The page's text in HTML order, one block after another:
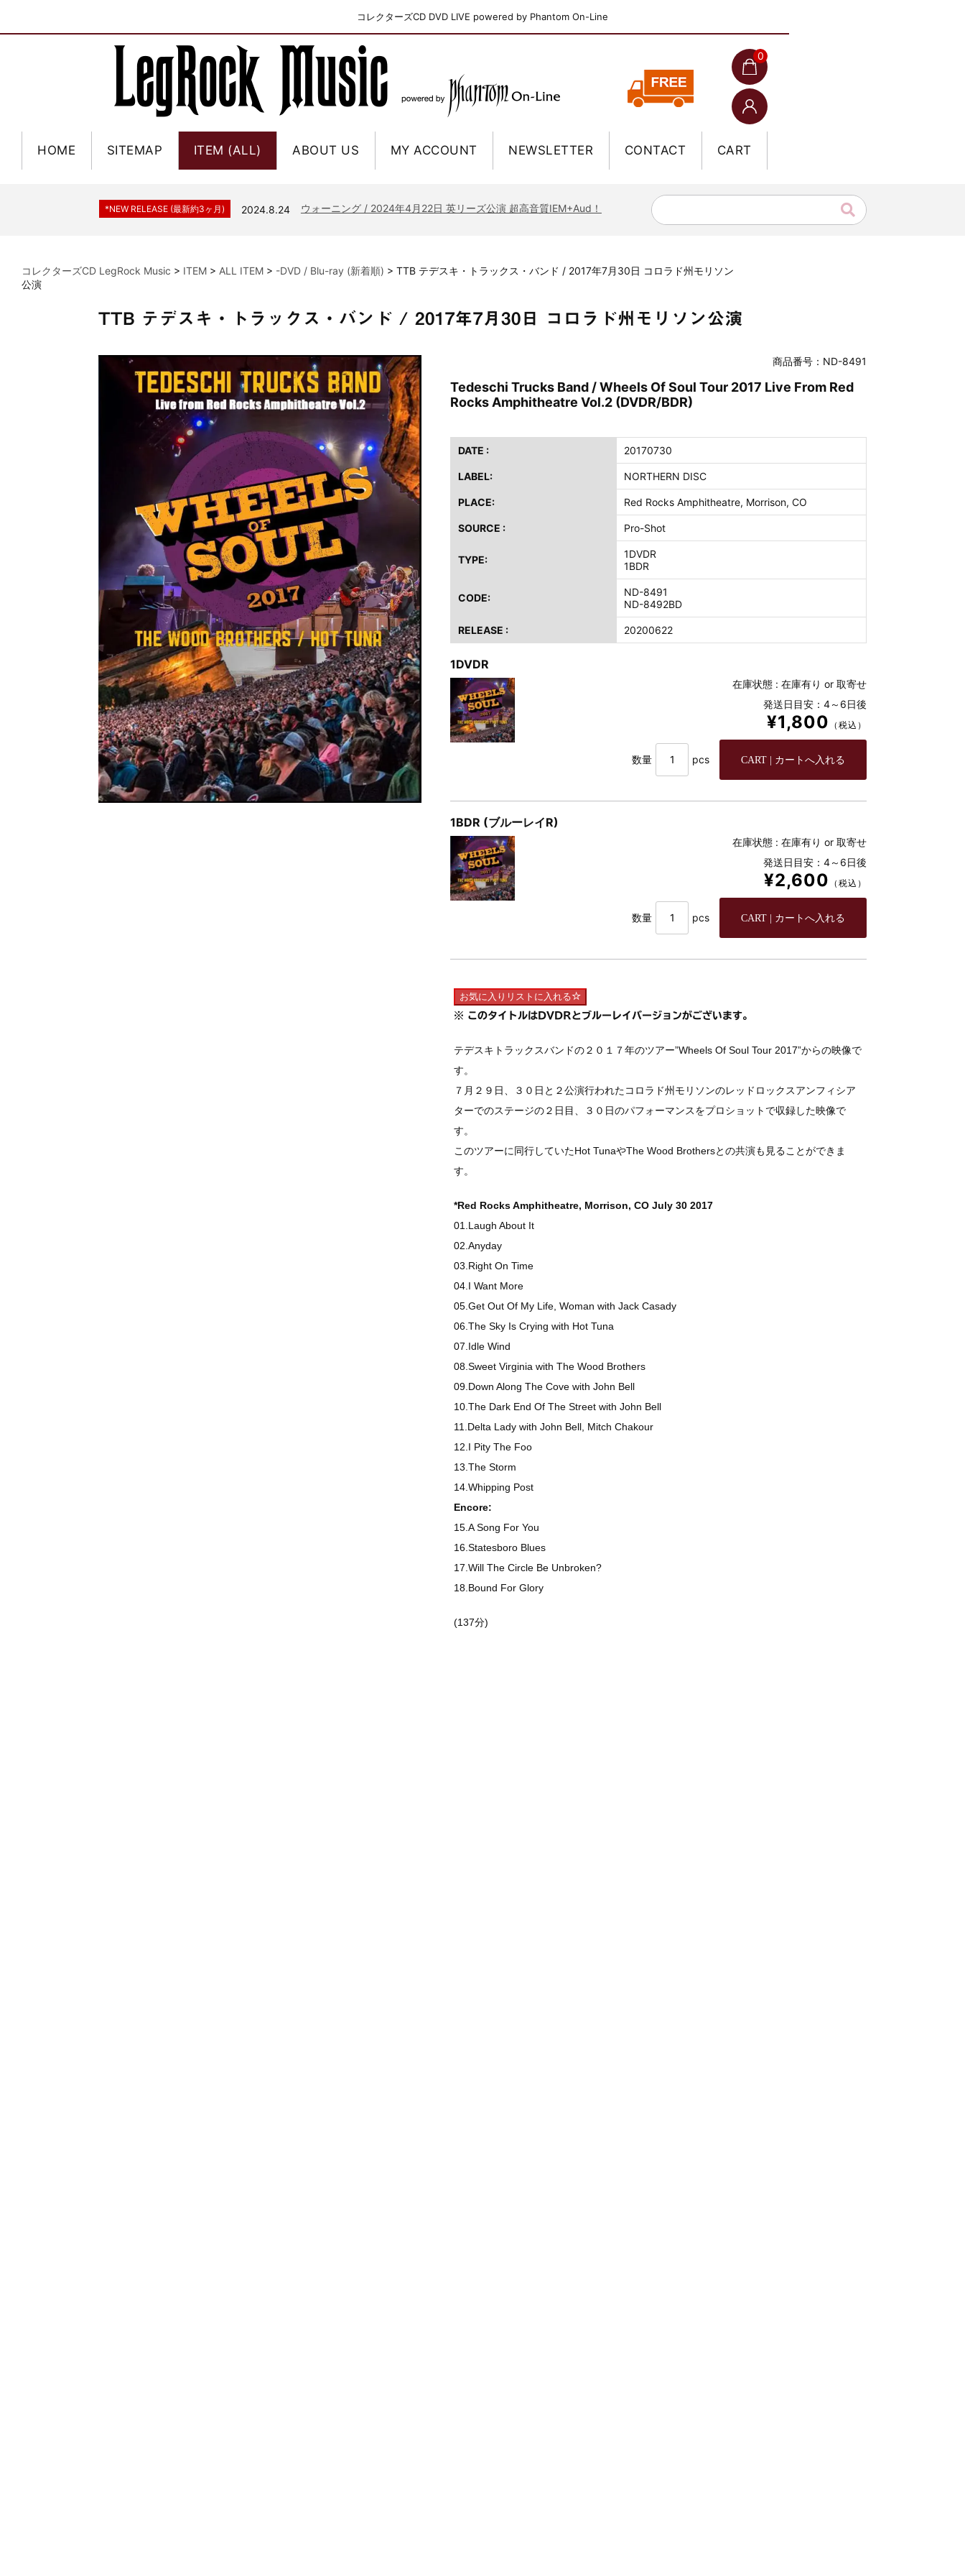
コレクターズCD DVD LIVE powered by Phantom On-Line
0
HOME SITEMAP ITEM (ALL) ABOUT US MY ACCOUNT NEWSLETTER CONTACT CART
*NEW RELEASE (最新約3ヶ月) 2024.6.9 ジャーニー / 1979年5月8+9日 コロラド州 2公演 SBD 完全収録！
*NEW RELEASE (最新約3ヶ月) 2024.8.24 ウォーニング / 2024年4月22日 英リーズ公演 超高音質IEM+Aud！
スコーピオンズ / 2024年6月15日 リスボン公演 FHD 完全収録！
*NEW RELEASE (最新約3ヶ月) 2024.6.9 リアム・ギャラガー / 2024年6月1日 英国シェフィールド公演 完全収録！
*NEW RELEASE (最新約3ヶ月) 2024.6.9 ユーライア・ヒープ / 2023年8月3日 ドイツ W.O.A. 公演 FHD 完全収録！
*NEW RELEASE (最新約3ヶ月) 2024.6.9 ジャーニー / 1979年5月8+9日 コロラド州 2公演 SBD 完全収録！
*NEW RELEASE (最新約3ヶ月) 2024.11.9 NGHFB / 2024年7月28日 フジロック’24公演 超高音質AI-SBD！
*NEW RELEASE (最新約3ヶ月) ウォーニング / 2024年4月22日 英リーズ公演 超高音質IEM+Aud！
*NEW RELEASE (最新約3ヶ月) 2024.6.24 ビリー・ジョエル / 2024年3月24日 100Aniv. 米M.S.G公演 完全収録！
*NEW RELEASE (最新約3ヶ月)
2024.6.24
リアム・ギャラガー / 2024年6月3日 カーディフ公演 IEM/AUD 完全収録！
*NEW RELEASE (最新約3ヶ月) 2024.6.24 スコーピオンズ / 2024年6月15日 リスボン公演 FHD 完全収録！
*NEW RELEASE (最新約3ヶ月) 2024.6.20 マネスキン / 2024年6月9日 ドイツ ROCK AM RING 公演 FHD 完全収録！
*NEW RELEASE (最新約3ヶ月) 2024.6.9 リアム・ギャラガー / 2024年6月1日 英国シェフィールド公演 完全収録！
*NEW RELEASE (最新約3ヶ月) 2024.6.9 メガデス / 2023年8月4日 ドイツ W.O.A. 公演 FHD 完全収録！
*NEW RELEASE (最新約3ヶ月) 2024.6.9 ユーライア・ヒープ / 2023年8月3日 ドイツ W.O.A. 公演 FHD 完全収録！
*NEW RELEASE (最新約3ヶ月) 2024.6.9 ジャーニー / 1979年5月8+9日 コロラド州 2公演 SBD 完全収録！
コレクターズCD LegRock Music > ITEM > ALL ITEM > -DVD / Blu-ray (新着順) > TTB テデスキ・トラックス・バンド / 2017年7月30日 コロラド州モリソン
公演
TTB テデスキ・トラックス・バンド / 2017年7月30日 コロラド州モリソン公演
商品番号：ND-8491
Tedeschi Trucks Band / Wheels Of Soul Tour 2017 Live From Red
Rocks Amphitheatre Vol.2 (DVDR/BDR)
DATE : 20170730
LABEL: NORTHERN DISC
PLACE: Red Rocks Amphitheatre, Morrison, CO
SOURCE : Pro-Shot
TYPE:
1DVDR
1BDR
CODE:
ND-8491
ND-8492BD
RELEASE : 20200622
1DVDR
在庫状態 : 在庫有り or 取寄せ
発送日目安：4～6日後
¥1,800 （税込）
数量 pcs
1BDR (ブルーレイR)
在庫状態 : 在庫有り or 取寄せ
発送日目安：4～6日後
¥2,600 （税込）
数量 pcs
お気に入りリストに入れる
※ このタイトルはDVDRとブルーレイバージョンがございます。
テデスキトラックスバンドの２０１７年のツアー”Wheels Of Soul Tour 2017”からの映像で
す。
７月２９日、３０日と２公演行われたコロラド州モリソンのレッドロックスアンフィシア
ターでのステージの２日目、３０日のパフォーマンスをプロショットで収録した映像で
す。
このツアーに同行していたHot TunaやThe Wood Brothersとの共演も見ることができま
す。
*Red Rocks Amphitheatre, Morrison, CO July 30 2017
01.Laugh About It
02.Anyday
03.Right On Time
04.I Want More
05.Get Out Of My Life, Woman with Jack Casady
06.The Sky Is Crying with Hot Tuna
07.Idle Wind
08.Sweet Virginia with The Wood Brothers
09.Down Along The Cove with John Bell
10.The Dark End Of The Street with John Bell
11.Delta Lady with John Bell, Mitch Chakour
12.I Pity The Foo
13.The Storm
14.Whipping Post
Encore:
15.A Song For You
16.Statesboro Blues
17.Will The Circle Be Unbroken?
18.Bound For Glory
(137分)